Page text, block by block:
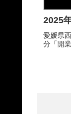
2025
愛媛県
分「開